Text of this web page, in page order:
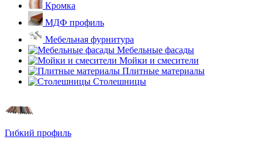
Кромка
МДФ профиль
Мебельная фурнитура
Мебельные фасады
Мойки и смесители
Плитные материалы
Столешницы
Гибкий профиль